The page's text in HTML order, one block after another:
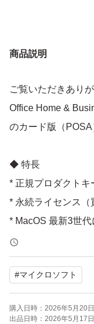
商品説明
ご覧いただきあり
Office Home &
のカード版（POSA
◆ 特長
* 正規プロダクトキ
* 永続ライセンス（
* MacOS 最新3世代
* 公式サイトから簡
* オンライン認証
商品到着後5日以内
ます。
#マイクロソフト
購入日時： 2026年5月20
出品日時： 2026年5月17